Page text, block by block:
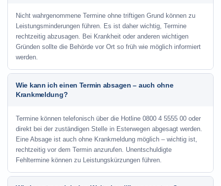
Nicht wahrgenommene Termine ohne triftigen Grund können zu
Leistungsminderungen führen. Es ist daher wichtig, Termine
rechtzeitig abzusagen. Bei Krankheit oder anderen wichtigen
Gründen sollte die Behörde vor Ort so früh wie möglich informiert
werden.
Wie kann ich einen Termin absagen – auch ohne
Krankmeldung?
Termine können telefonisch über die Hotline 0800 4 5555 00 oder
direkt bei der zuständigen Stelle in Esterwegen abgesagt werden.
Eine Absage ist auch ohne Krankmeldung möglich – wichtig ist,
rechtzeitig vor dem Termin anzurufen. Unentschuldigte
Fehltermine können zu Leistungskürzungen führen.